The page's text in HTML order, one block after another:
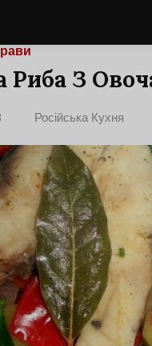
Риба З
Російська Кухня